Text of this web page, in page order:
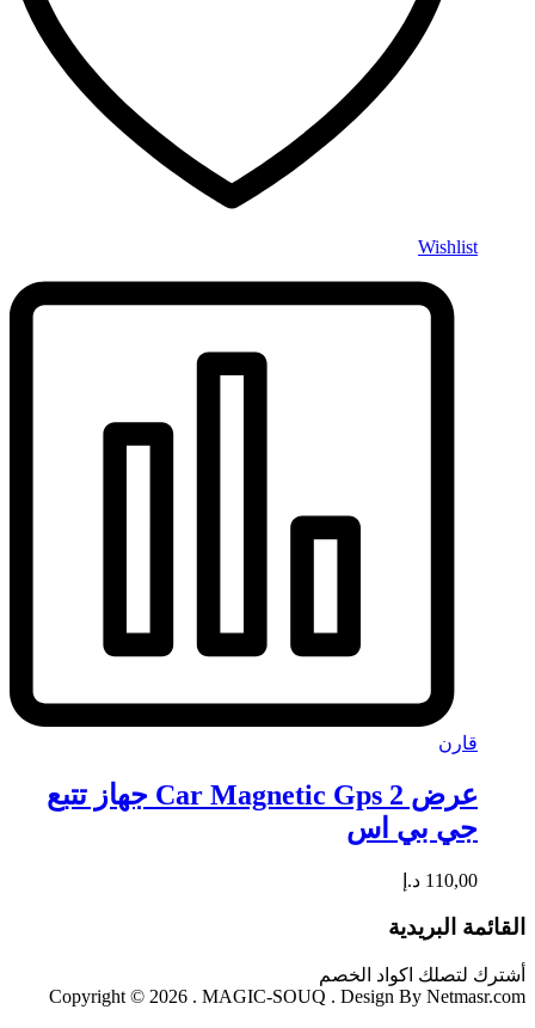
Wishlist
قارن
عرض 2 Car Magnetic Gps جهاز تتبع
جي بي اس
110,00 د.إ
القائمة البريدية
أشترك لتصلك اكواد الخصم
Copyright © 2026 . MAGIC-SOUQ . Design By Netmasr.com